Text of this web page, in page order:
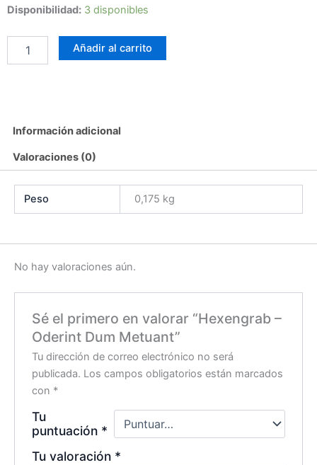
Disponibilidad: 3 disponibles
Hexengrab
Oderint
Dum
Metuant
Añadir al carrito
Información adicional
Valoraciones (0)
Peso 0,175 kg
No hay valoraciones aún.
Sé el primero en valorar “Hexengrab –
Oderint Dum Metuant”
Tu dirección de correo electrónico no será
publicada. Los campos obligatorios están marcados
con *
Tu
puntuación *
Tu valoración *